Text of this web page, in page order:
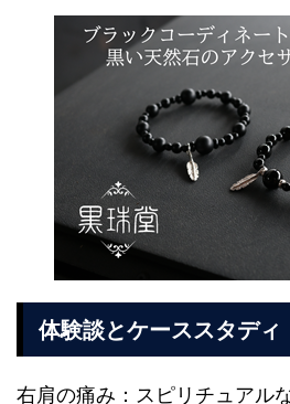
体験談とケーススタディ
右肩の痛み：スピリチュアル